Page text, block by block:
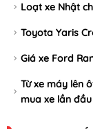
Loạt xe Nhật
Toyota Yaris
Giá xe Ford
Từ xe máy lên
mua xe lần đầu